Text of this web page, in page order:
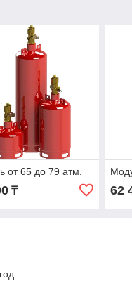
от 65 до 79 атм.
₸ 62